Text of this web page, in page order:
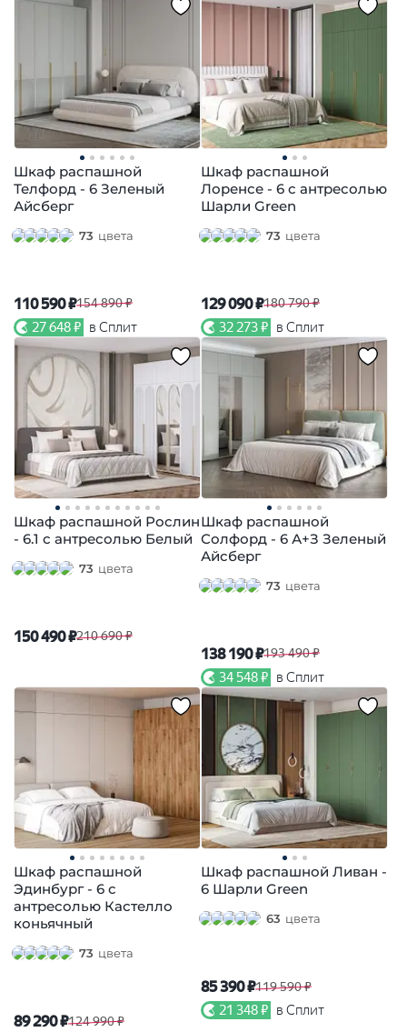
Шкаф распашной
Телфорд - 6 Зеленый
Айсберг
73 цвета
110 590 ₽154 890 ₽
27 648 ₽ в Сплит
Шкаф распашной
Лоренсе - 6 с антресолью
Шарли Green
73 цвета
129 090 ₽180 790 ₽
32 273 ₽ в Сплит
Шкаф распашной Рослин
- 6.1 с антресолью Белый
73 цвета
150 490 ₽210 690 ₽
Шкаф распашной
Солфорд - 6 А+З Зеленый
Айсберг
73 цвета
138 190 ₽193 490 ₽
34 548 ₽ в Сплит
Шкаф распашной
Эдинбург - 6 с
антресолью Кастелло
коньячный
73 цвета
89 290 ₽124 990 ₽
Шкаф распашной Ливан -
6 Шарли Green
63 цвета
85 390 ₽119 590 ₽
21 348 ₽ в Сплит